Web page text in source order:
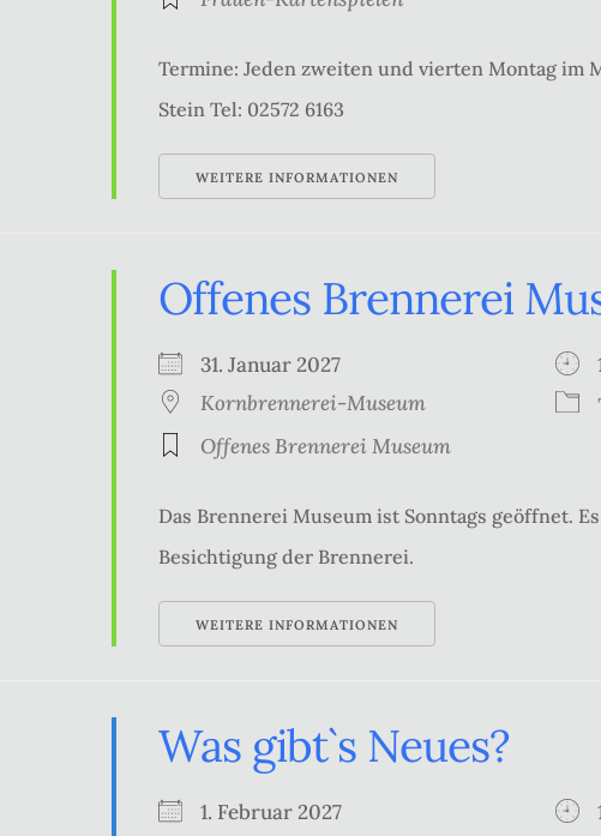
Termine: Jeden zweiten und vierten Montag im
Stein Tel: 02572 6163
WEITERE INFORMATIONEN
Offenes Brennerei
31. Januar 2027
Kornbrennerei-Museum
Offenes Brennerei Museum
Das Brennerei Museum ist Sonntags geöffnet.
Besichtigung der Brennerei.
WEITERE INFORMATIONEN
Was gibt`s Neues?
1. Februar 2027